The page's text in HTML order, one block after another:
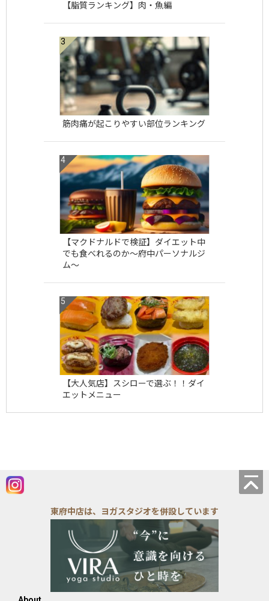
【脂質ランキング】肉・魚編
筋肉痛が起こりやすい部位ランキング
【マクドナルドで検証】ダイエット中
でも食べれるのか〜府中パーソナルジ
ム〜
【大人気店】スシローで選ぶ！！ダイ
エットメニュー
東府中店は、ヨガスタジオを併設しています